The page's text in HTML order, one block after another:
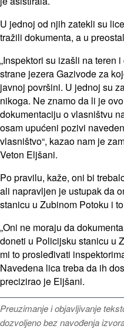
U jednoj od njih zatekli su
tražili dokumenta, a u
„Inspektori su izašli na teren
strane jezera Gazivode za
javnoj površini. U jednoj su
nikoga. Ne znamo da li je
dokumentaciju o vlasništvu
osam upućeni pozivi
vlasništvo“, kazao nam je
Veton Eljšani.
Po pravilu, kaže, oni bi
ali napravljen je ustupak da
stanicu u Zubinom Potoku i
„Oni ne moraju da
doneti u Policijsku stanicu u
mi to prosleđivati
Navedena lica treba da ih
precizirao je Eljšani.
Preuzimanje i objavljivanje
dozvoljeno bez navođenja